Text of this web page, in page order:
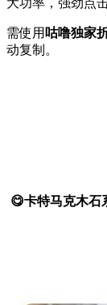
需使用 咕噜独家
动复制。
😋卡特马克木石